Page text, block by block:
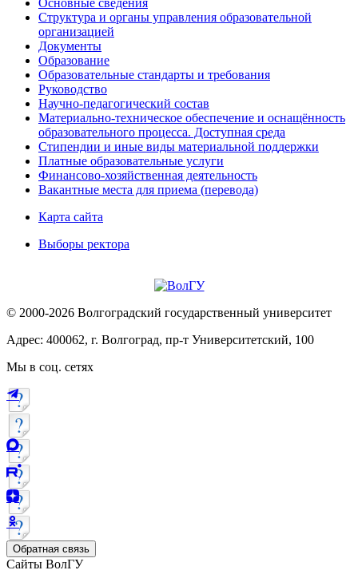
Основные сведения
Структура и органы управления образовательной
организацией
Документы
Образование
Образовательные стандарты и требования
Руководство
Научно-педагогический состав
Материально-техническое обеспечение и оснащённость
образовательного процесса. Доступная среда
Стипендии и иные виды материальной поддержки
Платные образовательные услуги
Финансово-хозяйственная деятельность
Вакантные места для приема (перевода)
Карта сайта
Выборы ректора
© 2000-2026 Волгоградский государственный университет
Адрес: 400062, г. Волгоград, пр-т Университетский, 100
Мы в соц. сетях
Обратная связь
Сайты ВолГУ